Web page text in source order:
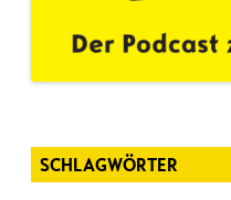
SCHLAGWÖRTER